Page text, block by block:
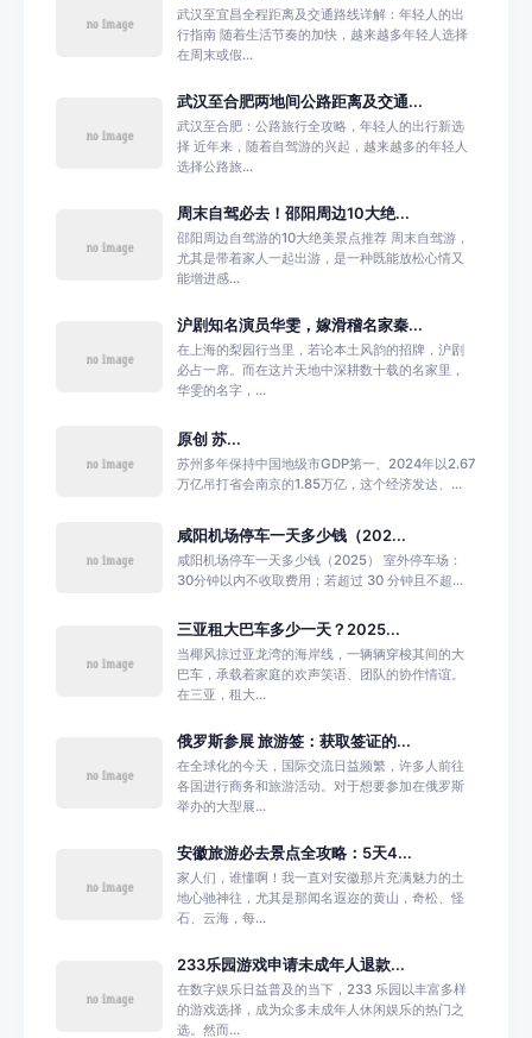
武汉至宜昌全程距离及交通路线详解：年轻人的出
行指南 随着生活节奏的加快，越来越多年轻人选择
在周末或假...
武汉至合肥两地间公路距离及交通...
武汉至合肥：公路旅行全攻略，年轻人的出行新选
择 近年来，随着自驾游的兴起，越来越多的年轻人
选择公路旅...
周末自驾必去！邵阳周边10大绝...
邵阳周边自驾游的10大绝美景点推荐 周末自驾游，
尤其是带着家人一起出游，是一种既能放松心情又
能增进感...
沪剧知名演员华雯，嫁滑稽名家秦...
在上海的梨园行当里，若论本土风韵的招牌，沪剧
必占一席。而在这片天地中深耕数十载的名家里，
华雯的名字，...
原创 苏...
苏州多年保持中国地级市GDP第一、2024年以2.67
万亿吊打省会南京的1.85万亿，这个经济发达、...
咸阳机场停车一天多少钱（202...
咸阳机场停车一天多少钱（2025） 室外停车场：
30分钟以内不收取费用；若超过 30 分钟且不超...
三亚租大巴车多少一天？2025...
当椰风掠过亚龙湾的海岸线，一辆辆穿梭其间的大
巴车，承载着家庭的欢声笑语、团队的协作情谊。
在三亚，租大...
俄罗斯参展 旅游签：获取签证的...
在全球化的今天，国际交流日益频繁，许多人前往
各国进行商务和旅游活动。对于想要参加在俄罗斯
举办的大型展...
安徽旅游必去景点全攻略：5天4...
家人们，谁懂啊！我一直对安徽那片充满魅力的土
地心驰神往，尤其是那闻名遐迩的黄山，奇松、怪
石、云海，每...
233乐园游戏申请未成年人退款...
在数字娱乐日益普及的当下，233 乐园以丰富多样
的游戏选择，成为众多未成年人休闲娱乐的热门之
选。然而...